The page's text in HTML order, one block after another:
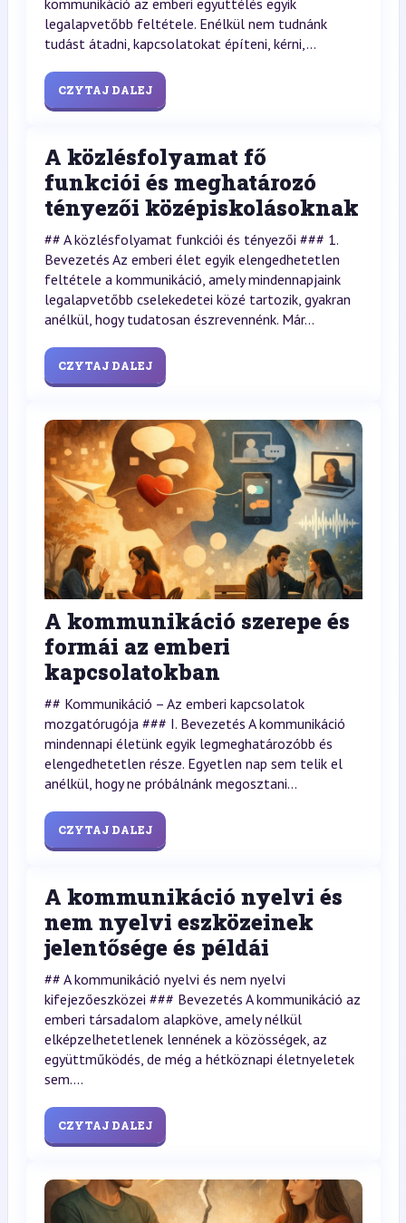
kommunikáció az emberi együttélés egyik
legalapvetőbb feltétele. Enélkül nem tudnánk
tudást átadni, kapcsolatokat építeni, kérni,...
CZYTAJ DALEJ
A közlésfolyamat fő
funkciói és meghatározó
tényezői középiskolásoknak
## A közlésfolyamat funkciói és tényezői ### 1.
Bevezetés Az emberi élet egyik elengedhetetlen
feltétele a kommunikáció, amely mindennapjaink
legalapvetőbb cselekedetei közé tartozik, gyakran
anélkül, hogy tudatosan észrevennénk. Már...
CZYTAJ DALEJ
A kommunikáció szerepe és
formái az emberi
kapcsolatokban
## Kommunikáció – Az emberi kapcsolatok
mozgatórugója ### I. Bevezetés A kommunikáció
mindennapi életünk egyik legmeghatározóbb és
elengedhetetlen része. Egyetlen nap sem telik el
anélkül, hogy ne próbálnánk megosztani...
CZYTAJ DALEJ
A kommunikáció nyelvi és
nem nyelvi eszközeinek
jelentősége és példái
## A kommunikáció nyelvi és nem nyelvi
kifejezőeszközei ### Bevezetés A kommunikáció az
emberi társadalom alapköve, amely nélkül
elképzelhetetlenek lennének a közösségek, az
együttműködés, de még a hétköznapi életnyeletek
sem....
CZYTAJ DALEJ